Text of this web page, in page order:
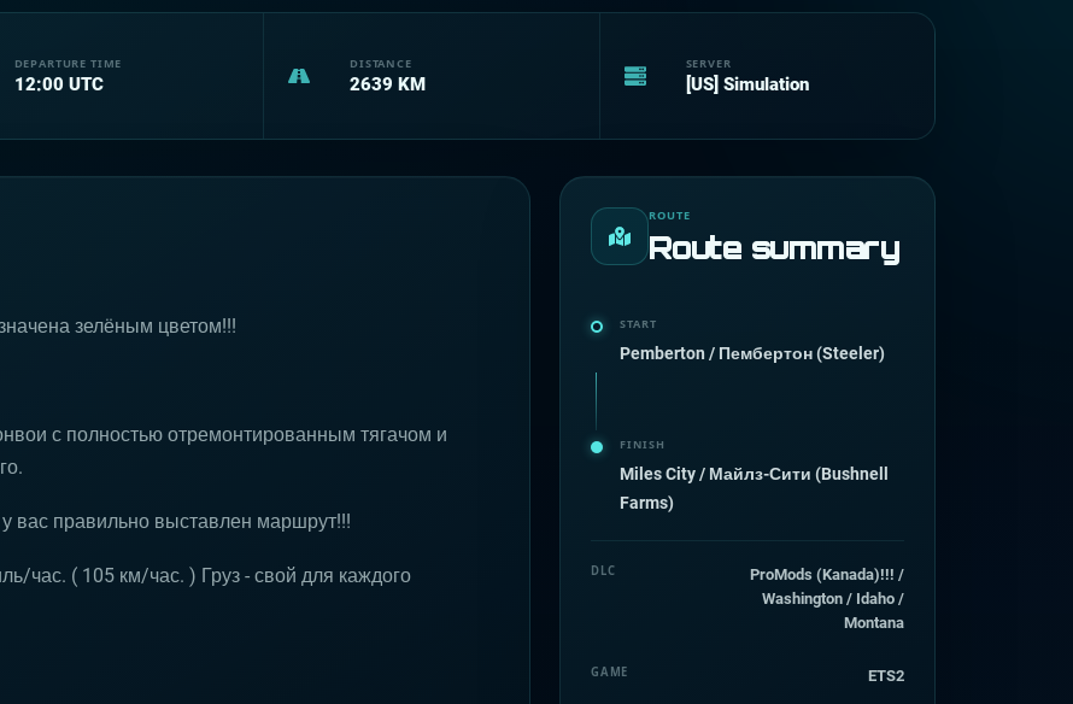
DEPARTURE TIME
12:00 UTC
DISTANCE
2639 KM
SERVER
[US] Simulation
зелёным цветом!!!
с полностью отремонтированным тягачом и
вас правильно выставлен маршрут!!!
час. ( 105 км/час. ) Груз - свой для каждого
ROUTE
Route summary
START
Pemberton / Пембертон (Steeler)
FINISH
Miles City / Майлз-Сити (Bushnell
Farms)
DLC
ProMods (Kanada)!!! /
Washington / Idaho /
Montana
GAME ETS2